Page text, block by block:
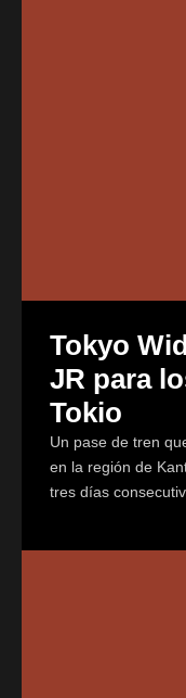
Tokyo
JR para
Tokio
Un pase de tren
en la región de
tres días